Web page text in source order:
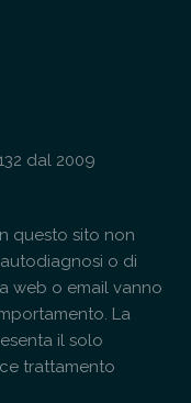
dal 2009
questo sito non
o di
web o email vanno
La
il solo
trattamento